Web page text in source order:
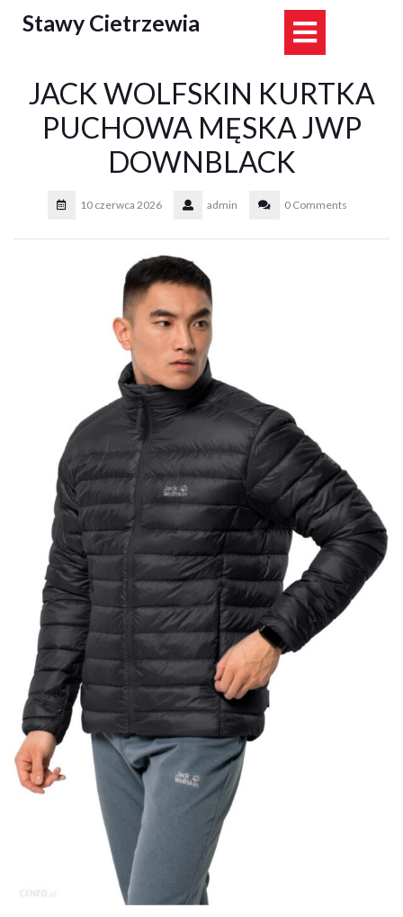
Stawy Cietrzewia
JACK WOLFSKIN KURTKA
PUCHOWA MĘSKA JWP
DOWNBLACK
10 czerwca 2026 admin 0 Comments